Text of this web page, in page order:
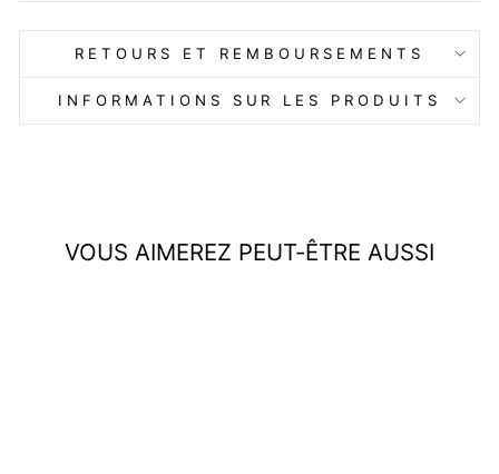
RETOURS ET REMBOURSEMENTS
INFORMATIONS SUR LES PRODUITS
VOUS AIMEREZ PEUT-ÊTRE AUSSI